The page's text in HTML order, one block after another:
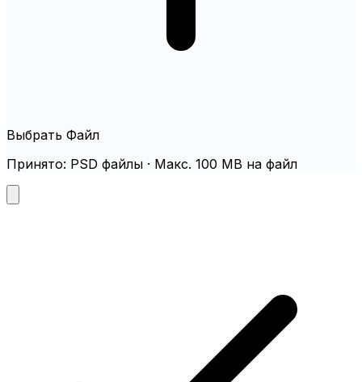
Выбрать Файл
Принято: PSD файлы · Макс. 100 MB на файл